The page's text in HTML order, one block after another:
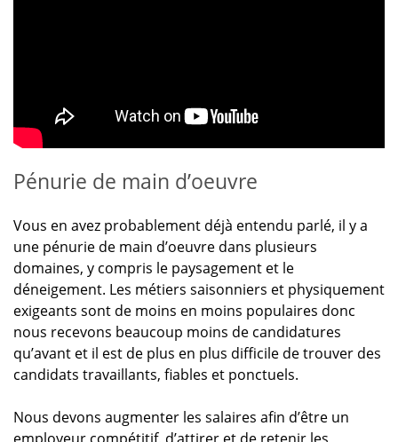
Pénurie de main d’oeuvre
Vous en avez probablement déjà entendu parlé, il y a
une pénurie de main d’oeuvre dans plusieurs
domaines, y compris le paysagement et le
déneigement. Les métiers saisonniers et physiquement
exigeants sont de moins en moins populaires donc
nous recevons beaucoup moins de candidatures
qu’avant et il est de plus en plus difficile de trouver des
candidats travaillants, fiables et ponctuels.
Nous devons augmenter les salaires afin d’être un